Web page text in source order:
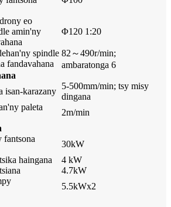
eo
amin'ny
Φ120 1:20
spindle
fandavahana
82～490r/min;
ambaratonga 6
isan-karazany
5-500mm/min; tsy misy
dingana
paleta
2m/min
fantsona
30kW
haingana
4 kW
4.7kW
5.5kWx2